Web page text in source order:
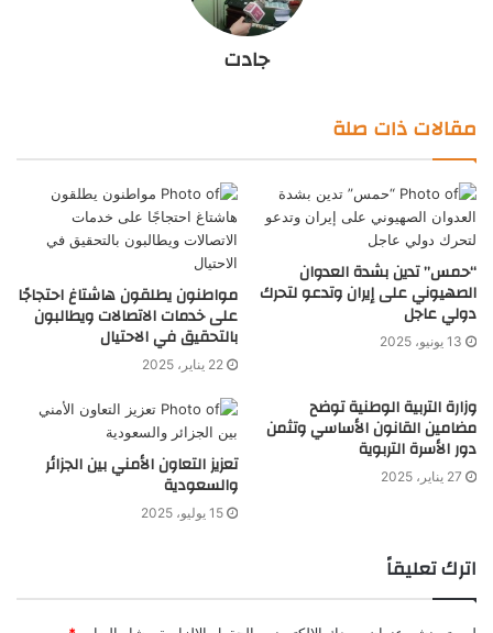
جادت
مقالات ذات صلة
“حمس” تدين بشدة العدوان
الصهيوني على إيران وتدعو لتحرك
دولي عاجل
13 يونيو، 2025
مواطنون يطلقون هاشتاغ احتجاجًا
على خدمات الاتصالات ويطالبون
بالتحقيق في الاحتيال
22 يناير، 2025
وزارة التربية الوطنية توضح
مضامين القانون الأساسي وتثمن
دور الأسرة التربوية
27 يناير، 2025 تعزيز التعاون الأمني بين الجزائر
والسعودية
15 يوليو، 2025
اترك تعليقاً